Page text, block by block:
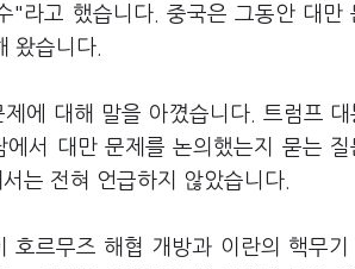
"라고 했습니다. 중국은 그동안 대
왔습니다.
에 대해 말을 아꼈습니다. 트럼프
서 대만 문제를 논의했는지 묻는
는 전혀 언급하지 않았습니다.
호르무즈 해협 개방과 이란의 핵무